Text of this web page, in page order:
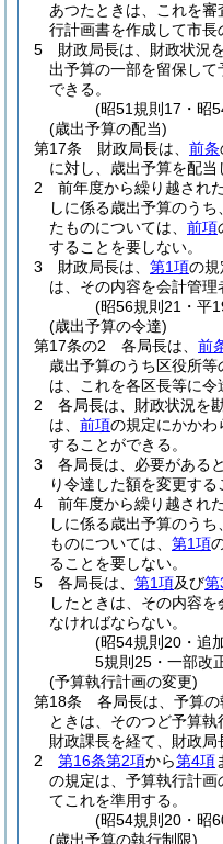
あつたときは、これを
行計画書を作成して市長
5
財政局長は、財政状況
出予算の一部を留保し
できる。
(昭51規則17・昭
(歳出予算の配当)
第17条
財政局長は、 前条
に対し、歳出予算を配当
2
前年度から繰り越され
しに係る歳出予算のう
たものについては、 前項
することを要しない。
3
財政局長は、 第1項の規
は、その内容を会計管理
(昭56規則21・平
(歳出予算の令達)
第17条の2
各局長は、 前
歳出予算のうち区役所
は、これを各区長等に令
2
各局長は、財政状況を
は、 前項の規定にかかわ
することができる。
3
各局長は、必要がある
り令達した額を変更する
4
前年度から繰り越され
しに係る歳出予算のう
ものについては、 第1項
ることを要しない。
5
各局長は、 第1項及び第
したときは、その内容
なければならない。
(昭54規則20・追
5規則25・一部改
(予算執行計画の変更)
第18条
各局長は、予算
ときは、そのつど予算執
財政課長を経て、財政局
2
第16条第2項から第4項
の規定は、予算執行計
てこれを準用する。
(昭54規則20・昭
(歳出予算の執行制限)